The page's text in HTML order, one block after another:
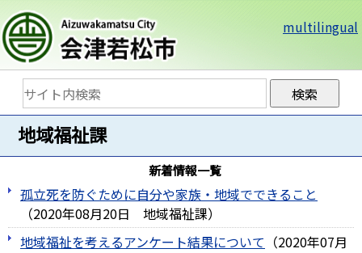
multilingual
地域福祉課
新着情報一覧
孤立死を防ぐために自分や家族・地域でできること
（2020年08月20日 地域福祉課）
地域福祉を考えるアンケート結果について （2020年07月